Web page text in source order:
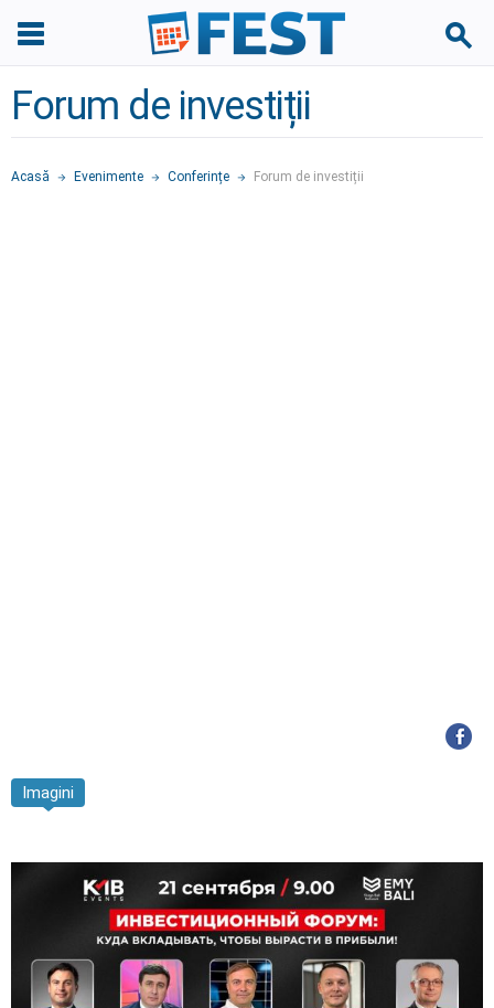
Forum de investiții
Acasă Evenimente Conferințe Forum de investiții
Imagini